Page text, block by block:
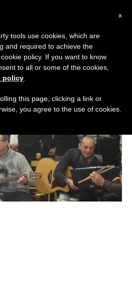
x
tools use cookies, which are
and required to achieve the
policy. If you want to know
to all or some of the cookies,
policy
this page, clicking a link or
you agree to the use of cookies.